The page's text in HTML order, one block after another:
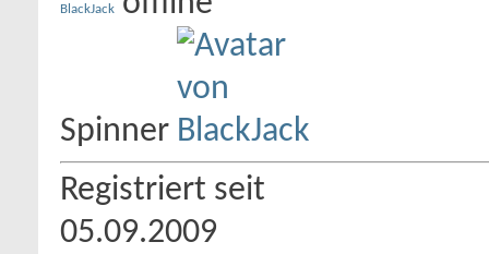
BlackJack
Spinner
Registriert seit
05.09.2009